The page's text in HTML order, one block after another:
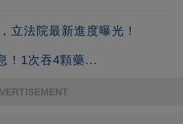
立法院最新進度曝光！
！1次吞4顆藥...